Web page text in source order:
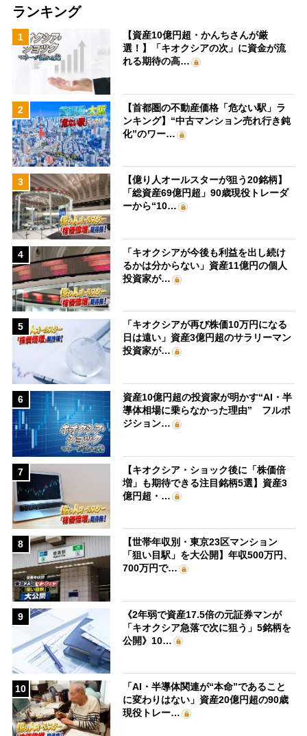
ランキング
1
【資産10億円超・かんちさんが厳
選！】「キオクシアの次」に資金が流
れる期待の高…
2
【首都圏の不動産価格「危ない駅」ラ
ンキング】“中古マンション売れ行き鈍
化”のワー…
3
【億り人オールスターが狙う20銘柄】
「総資産69億円超」90歳現役トレーダ
ーから“10…
4
「キオクシアが今後も利益を出し続け
るかは分からない」資産11億円の個人
投資家が…
5
「キオクシアが再び株価10万円になる
日は遠い」資産3億円超のサラリーマン
投資家が…
6
資産10億円超の投資家が明かす“AI・半
導体相場に乗らなかった理由” フルポ
ジション…
7
【キオクシア・ショック後に「株価倍
増」も期待できる注目銘柄5選】資産3
億円超・…
8
【世帯年収別・東京23区マンション
「狙い目駅」を大公開】年収500万円、
700万円で…
9
《2年弱で資産17.5倍の元証券マンが
「キオクシア急落で次に狙う」5銘柄を
公開》10…
10
「AI・半導体関連が“本命”であること
に変わりはない」資産20億円超の90歳
現役トレー…